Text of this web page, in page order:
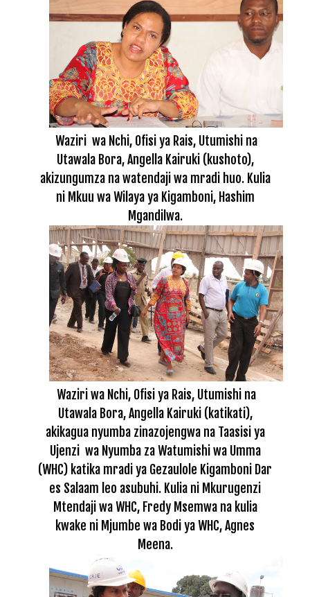
Waziri wa Nchi, Ofisi ya Rais, Utumishi na
Utawala Bora, Angella Kairuki (kushoto),
akizungumza na watendaji wa mradi huo. Kulia
ni Mkuu wa Wilaya ya Kigamboni, Hashim
Mgandilwa.
Waziri wa Nchi, Ofisi ya Rais, Utumishi na
Utawala Bora, Angella Kairuki (katikati),
akikagua nyumba zinazojengwa na Taasisi ya
Ujenzi wa Nyumba za Watumishi wa Umma
(WHC) katika mradi ya Gezaulole Kigamboni Dar
es Salaam leo asubuhi. Kulia ni Mkurugenzi
Mtendaji wa WHC, Fredy Msemwa na kulia
kwake ni Mjumbe wa Bodi ya WHC, Agnes
Meena.